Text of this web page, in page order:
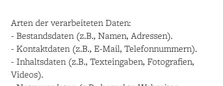
Arten der verarbeiteten Daten:
- Bestandsdaten (z.B., Namen, Adressen).
- Kontaktdaten (z.B., E-Mail, Telefonnummern).
- Inhaltsdaten (z.B., Texteingaben, Fotografien,
Videos).